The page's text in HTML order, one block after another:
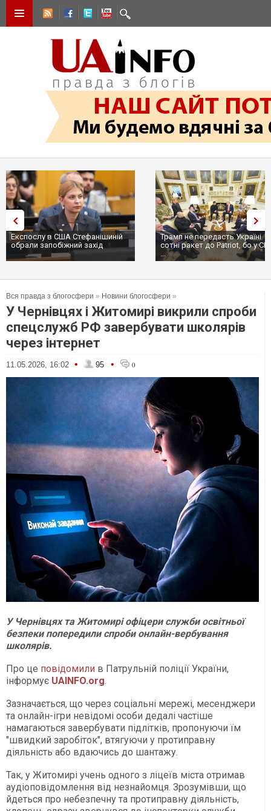
Експослу в США Стефанішиній
обрали запобіжний захід
Трамп не передасть Україні
сотні ракет до Patriot, бо у
...
Вся правда з блогосфери » Новини блогосфери »
У Чернівцях і Житомирі викрили спроби
спецслужб РФ завербувати школярів
через інтернет
11.05.2026, 16:02 • 95 • 0
У Чернівцях та Житомирі офіцери служби освітньої
безпеки попередили спроби онлайн-вербування
школярів.
Про це повідомили в Патрульній поліції України,
інформує UAINFO.org.
Зазначається, що через соціальні мережі, месенджери
та онлайн-ігри невідомі особи дедалі частіше
намагаються завербувати підлітків, пропонуючи їм
"швидкий заробіток", втягуючи у протиправну
діяльність або вдаючись до шантажу.
Так, у Житомирі учень одного з ліцеїв міста отримав
аудіоповідомлення від незнайомця. Зрозумівши, що
йдеться про небезпечну та протиправну діяльність,